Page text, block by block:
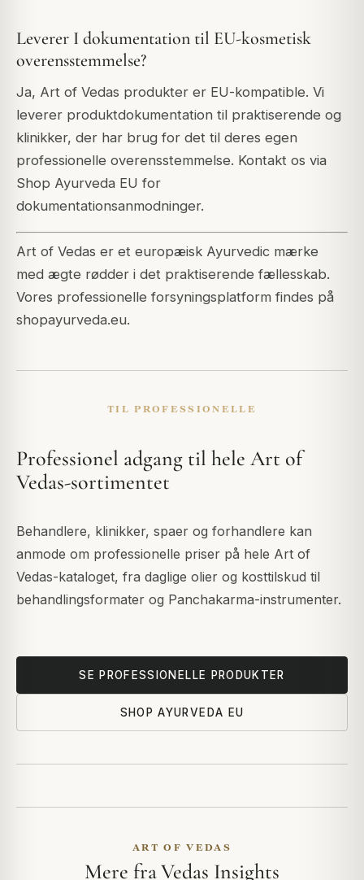
Leverer I dokumentation til EU-kosmetisk
overensstemmelse?
Ja, Art of Vedas produkter er EU-kompatible. Vi
leverer produktdokumentation til praktiserende og
klinikker, der har brug for det til deres egen
professionelle overensstemmelse. Kontakt os via
Shop Ayurveda EU for
dokumentationsanmodninger.
Art of Vedas er et europæisk Ayurvedic mærke
med ægte rødder i det praktiserende fællesskab.
Vores professionelle forsyningsplatform findes på
shopayurveda.eu.
TIL PROFESSIONELLE
Professionel adgang til hele Art of
Vedas-sortimentet
Behandlere, klinikker, spaer og forhandlere kan
anmode om professionelle priser på hele Art of
Vedas-kataloget, fra daglige olier og kosttilskud til
behandlingsformater og Panchakarma-instrumenter.
SE PROFESSIONELLE PRODUKTER
SHOP AYURVEDA EU
ART OF VEDAS
Mere fra Vedas Insights